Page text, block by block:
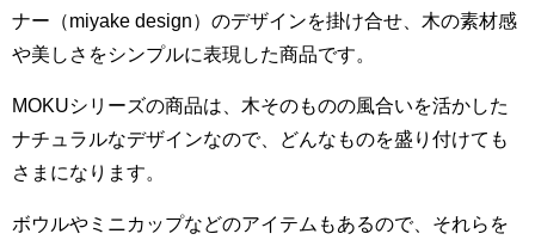
ナー（miyake design）のデザインを掛け合せ、木の素材感
や美しさをシンプルに表現した商品です。
MOKUシリーズの商品は、木そのものの風合いを活かした
ナチュラルなデザインなので、どんなものを盛り付けても
さまになります。
ボウルやミニカップなどのアイテムもあるので、それらを